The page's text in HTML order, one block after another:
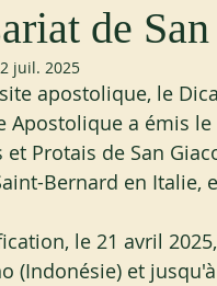
de
2 juil. 2025
apostolique, le
Apostolique a émis
et Protais de San
Bernard en
le 21 avril
(Indonésie) et